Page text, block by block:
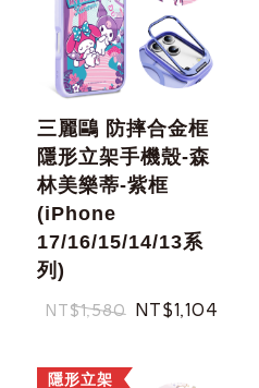
三麗鷗 防摔合金框
隱形立架手機殼-森
林美樂蒂-紫框
(iPhone
17/16/15/14/13系
列)
NT$1,580 NT$1,104
隱形立架